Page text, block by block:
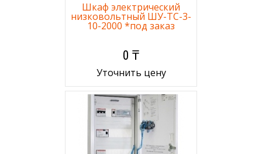
Шкаф электрический
низковольтный ШУ-ТС-3-
10-2000 *под заказ
0 ₸
Уточнить цену